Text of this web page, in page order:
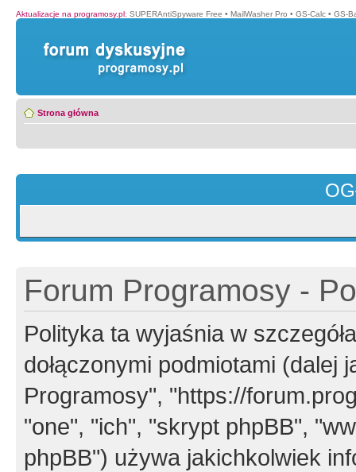
Aktualizacje na programosy.pl: SUPERAntiSpyware Free • MailWasher Pro • GS-Calc • GS-
Strona główna
Forum Programosy -
Polityka ta wyjaśnia w
dołączonymi podmiotami (dalej
Programosy", "https://
"one", "ich", "skrypt phpBB",
phpBB") używa jakichkolwiek